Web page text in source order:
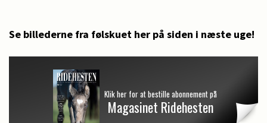
Se billederne fra følskuet her på siden i næste uge!
Klik her for at bestille abonnement på
Magasinet Ridehesten